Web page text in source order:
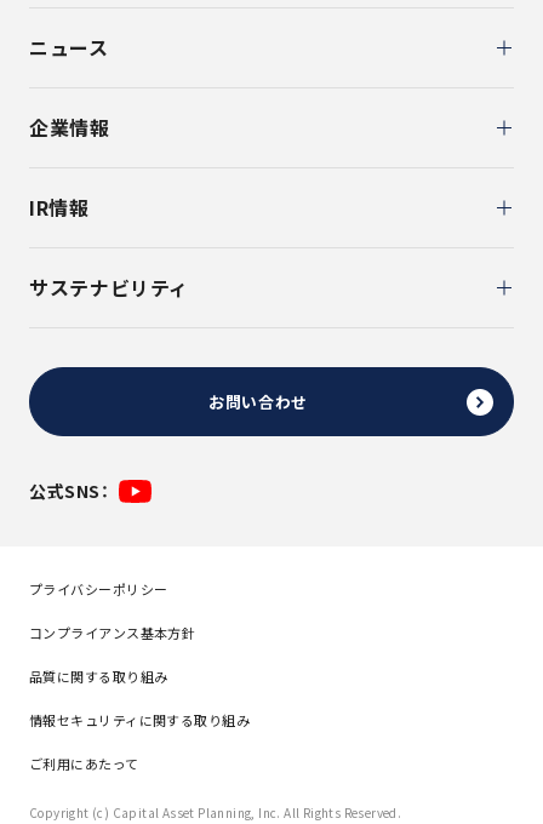
ニュース
企業情報
IR情報
サステナビリティ
お問い合わせ
公式SNS：
プライバシーポリシー
コンプライアンス基本方針
品質に関する取り組み
情報セキュリティに関する取り組み
ご利用にあたって
Copyright (c) Capital Asset Planning, Inc. All Rights Reserved.